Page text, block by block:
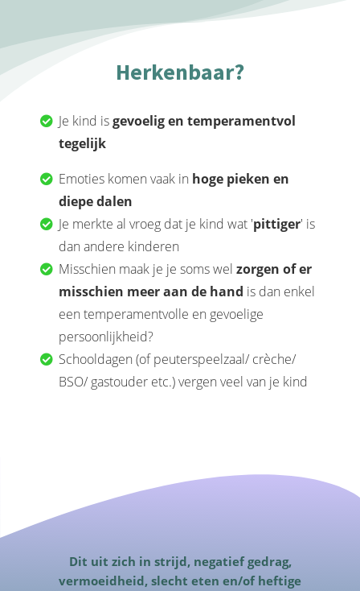
Herkenbaar?
Je kind isgevoelig en temperamentvol
tegelijk
Emoties komen vaak in hoge pieken en
diepe dalen
Je merkte al vroeg dat je kind wat 'pittiger' is
dan andere kinderen
Misschien maak je je soms welzorgen of er
misschien meer aan de hand is dan enkel
een temperamentvolle en gevoelige
persoonlijkheid?
Schooldagen (of peuterspeelzaal/ crèche/
BSO/ gastouder etc.) vergen veel van je kind
Dit uit zich in strijd, negatief gedrag,
vermoeidheid, slecht eten en/of heftige